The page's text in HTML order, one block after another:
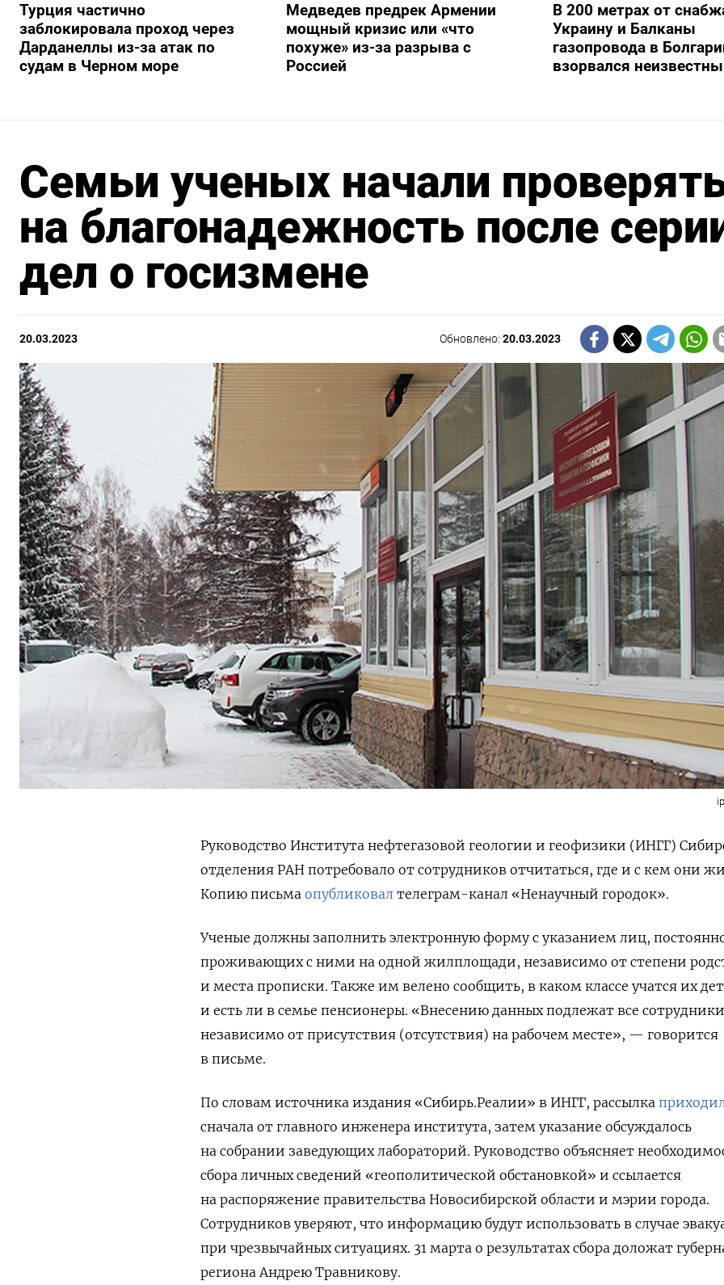
Турция частично
заблокировала проход через
Дарданеллы из-за атак по
судам в Черном море
Медведев предрек Армении
мощный кризис или «что
похуже» из-за разрыва с
Россией
В 200 метрах от
Украину и Балканы
газопровода в
взорвался
Семьи ученых начали
на благонадежность после
дел о госизмене
20.03.2023 Обновлено:20.03.2023
Руководство Института нефтегазовой геологии и геофизики (ИНГГ)
отделения РАН потребовало от сотрудников отчитаться, где и с кем они
Копию письма опубликовал телеграм-канал «Ненаучный городок».
Ученые должны заполнить электронную форму с указанием лиц,
проживающих с ними на одной жилплощади, независимо от степени
и места прописки. Также им велено сообщить, в каком классе учатся их
и есть ли в семье пенсионеры. «Внесению данных подлежат все
независимо от присутствия (отсутствия) на рабочем месте», — говорится
в письме.
По словам источника издания «Сибирь.Реалии» в ИНГГ, рассылка
сначала от главного инженера института, затем указание обсуждалось
на собрании заведующих лабораторий. Руководство объясняет
сбора личных сведений «геополитической обстановкой» и ссылается
на распоряжение правительства Новосибирской области и мэрии города.
Сотрудников уверяют, что информацию будут использовать в случае
при чрезвычайных ситуациях. 31 марта о результатах сбора доложат
региона Андрею Травникову.